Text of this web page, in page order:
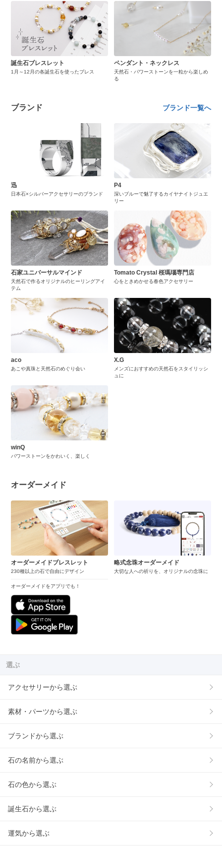
誕生石ブレスレット
1月～12月の各誕生石を使ったブレス
ペンダント・ネックレス
天然石・パワーストーンを一粒から楽しめ
る
ブランド ブランド一覧へ
迅
日本石×シルバーアクセサリーのブランド
P4
深いブルーで魅了するカイヤナイトジュエ
リー
石家ユニバーサルマインド
天然石で作るオリジナルのヒーリングアイ
テム
Tomato Crystal 桜瑪瑙専門店
心をときめかせる春色アクセサリー
aco
あこや真珠と天然石のめぐり会い
X.G
メンズにおすすめの天然石をスタイリッシ
ュに
winQ
パワーストーンをかわいく、楽しく
オーダーメイド
オーダーメイドブレスレット
230種以上の石で自由にデザイン
オーダーメイドをアプリでも！
略式念珠オーダーメイド
大切な人への祈りを、オリジナルの念珠に
選ぶ
アクセサリーから選ぶ
素材・パーツから選ぶ
ブランドから選ぶ
石の名前から選ぶ
石の色から選ぶ
誕生石から選ぶ
運気から選ぶ